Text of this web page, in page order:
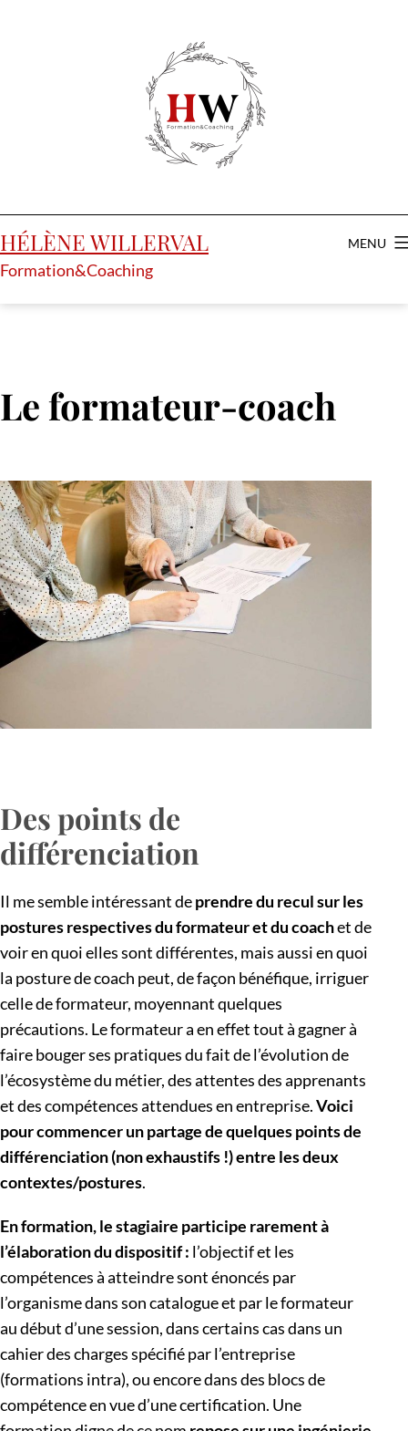
HÉLÈNE WILLERVAL
Formation&Coaching
MENU
Le formateur-coach
Des points de
différenciation
Il me semble intéressant deprendre du recul sur les
postures respectives du formateur et du coachet de
voir en quoi elles sont différentes, mais aussi en quoi
la posture de coach peut, de façon bénéfique, irriguer
celle de formateur, moyennant quelques
précautions. Le formateur a en effet tout à gagner à
faire bouger ses pratiques du fait de l’évolution de
l’écosystème du métier, des attentes des apprenants
et des compétences attendues en entreprise.Voici
pour commencer un partage de quelques points de
différenciation (non exhaustifs !) entre les deux
contextes/postures.
En formation, le stagiaire participe rarement à
l’élaboration du dispositif : l’objectif et les
compétences à atteindre sont énoncés par
l’organisme dans son catalogue et par le formateur
au début d’une session, dans certains cas dans un
cahier des charges spécifié par l’entreprise
(formations intra), ou encore dans des blocs de
compétence en vue d’une certification. Une